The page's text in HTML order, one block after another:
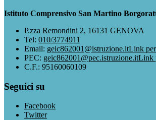
Istituto Comprensivo San Martino
P.zza Remondini 2, 16131 GENOVA
Tel: 010/3774911
Email: geic862001@istruzione.itLink
PEC: geic862001@pec.istruzione.itLink
C.F.: 95160060109
Seguici su
Facebook
Twitter